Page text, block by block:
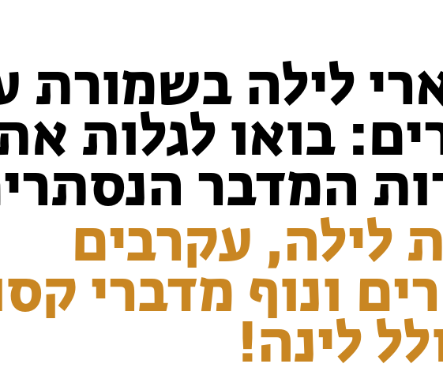
לילה בשמורת
בואו לגלות
המדבר
לילה, עקרבים
ונוף מדברי
לינה!